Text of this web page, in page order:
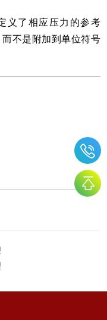
义了相应压力的参考
不是附加到单位符号